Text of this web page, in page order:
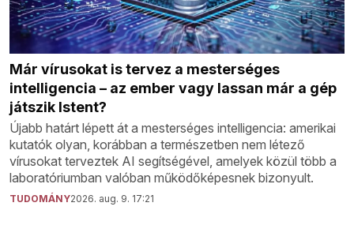
Már vírusokat is tervez a mesterséges
intelligencia – az ember vagy lassan már a gép
játszik Istent?
Újabb határt lépett át a mesterséges intelligencia: amerikai
kutatók olyan, korábban a természetben nem létező
vírusokat terveztek AI segítségével, amelyek közül több a
laboratóriumban valóban működőképesnek bizonyult.
TUDOMÁNY2026. aug. 9. 17:21